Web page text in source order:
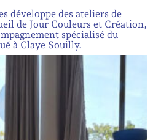
développe des ateliers de
de Jour Couleurs et Création,
spécialisé du
à Claye Souilly.